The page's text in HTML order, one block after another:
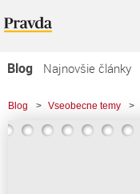
Blog
Najnovšie články
Najčítanejšie články
Najkomentovanejšie
Blog > Vseobecne temy >